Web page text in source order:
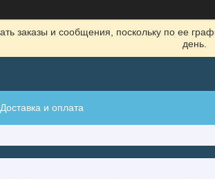
заказы и сообщения, поскольку по ее
день.
Доставка и оплата